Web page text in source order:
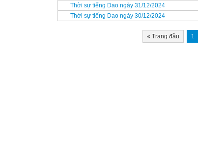
Thời sự tiếng Dao ngày 31/12/2024
Thời sự tiếng Dao ngày 30/12/2024
« Trang đầu 1